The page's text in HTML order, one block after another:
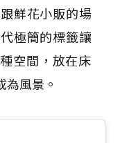
鮮花小販的場
極簡的標籤讓
空間， 放在床
風景。